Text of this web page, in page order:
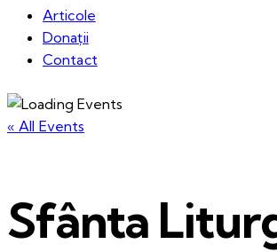
Articole
Donații
Contact
« All Events
Sfânta